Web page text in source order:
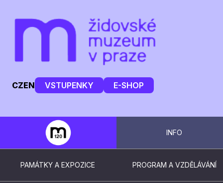
CZEN VSTUPENKY E-SHOP
INFO
PAMÁTKY A EXPOZICE PROGRAM A VZDĚLÁVÁNÍ